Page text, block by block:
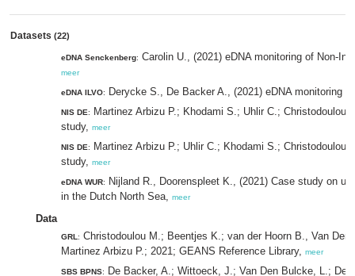
Datasets (22)
eDNA Senckenberg: Carolin U., (2021) eDNA monitoring of Non-
meer
eDNA ILVO: Derycke S., De Backer A., (2021) eDNA monitoring
NIS DE:
Martinez Arbizu P.; Khodami S.; Uhlir C.; Christodoulou
study, meer
NIS DE:
Martinez Arbizu P.; Uhlir C.; Khodami S.; Christodoulou
study, meer
eDNA WUR:
Nijland R., Doorenspleet K., (2021) Case study on
in the Dutch North Sea, meer
Data
GRL : Christodoulou M.; Beentjes K.; van der Hoorn B., Van
Martinez Arbizu P.; 2021; GEANS Reference Library, meer
SBS BPNS: De Backer, A.; Wittoeck, J.; Van Den Bulcke, L.;